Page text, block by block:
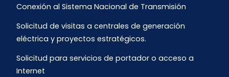
Conexión al Sistema Nacional de Transmisión
Solicitud de visitas a centrales de generación
eléctrica y proyectos estratégicos.
Solicitud para servicios de portador o acceso a
Internet